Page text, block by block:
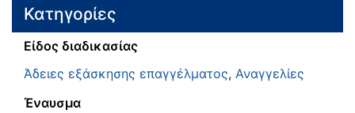
Κατηγορίες
Είδος διαδικασίας
Άδειες εξάσκησης επαγγέλματος, Αναγγελίες
Έναυσμα